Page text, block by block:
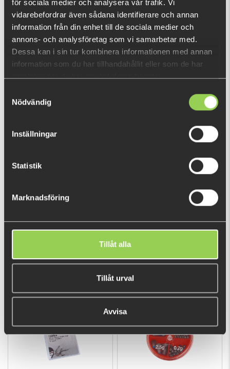
för sociala medier och analysera vår trafik. Vi
vidarebefordrar även sådana identifierare och annan
information från din enhet till de sociala medier och
annons- och analysföretag som vi samarbetar med.
Dessa kan i sin tur kombinera informationen med annan
information som du har tillhandahållit eller som de har
samlat in när du har använt deras tjänster.
Nödvändig
Inställningar
Statistik
Marknadsföring
Tillåt alla
Tillåt urval
Avvisa
M-WAR Box 23x16x6cm
129 kr
M-WAR Krokar Wide Gap
Tafsklippare Jojo M-WAR
Fåtal kvar